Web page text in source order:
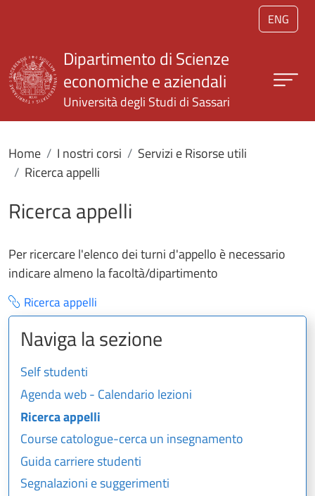
Salta al contenuto principale
ENG
Dipartimento di Scienze
economiche e aziendali
Università degli Studi di Sassari
Home I nostri corsi
Servizi e Risorse utili
Ricerca appelli
Ricerca appelli
Per ricercare l'elenco dei turni d'appello è necessario
indicare almeno la facoltà/dipartimento
Ricerca appelli
Naviga la sezione
Self studenti
Agenda web - Calendario lezioni
Ricerca appelli
Course catologue-cerca un insegnamento
Guida carriere studenti
Segnalazioni e suggerimenti